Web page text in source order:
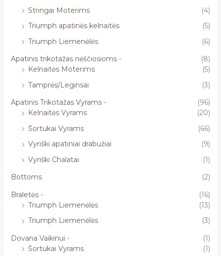
Stringai Moterims
(4)
Triumph apatinės kelnaitės
(5)
Triumph Liemenėlės
(6)
Apatinis trikotažas nėščiosioms -
(8)
Kelnaitės Moterims
(5)
Tamprės/Leginsai
(3)
Apatinis Trikotažas Vyrams -
(96)
Kelnaitės Vyrams
(20)
Šortukai Vyrams
(66)
Vyriški apatiniai drabužiai
(9)
Vyriški Chalatai
(1)
Bottoms
(2)
Braletės -
(16)
Triumph Liemenėlės
(13)
Triumph Liemenėlės
(3)
Dovana Vaikinui -
(1)
Šortukai Vyrams
(1)